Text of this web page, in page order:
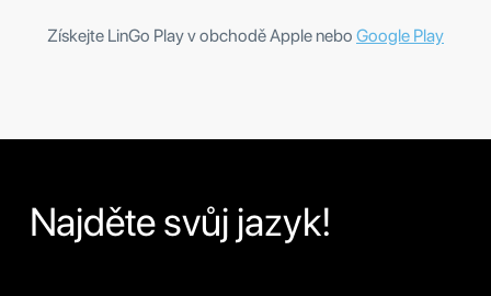
Získejte LinGo Play v obchodě Apple nebo Google Play
Najděte svůj jazyk!